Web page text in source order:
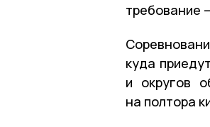
требование
куда
и округов
на полтора